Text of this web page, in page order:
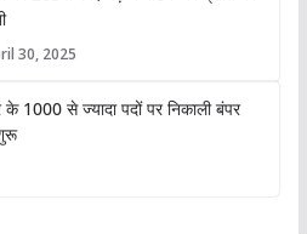
30, 2025
1000 से ज्यादा पदों पर निकाली बंपर